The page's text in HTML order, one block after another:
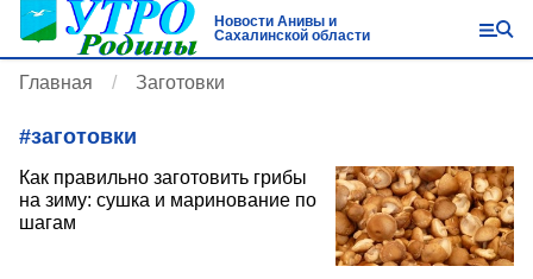
Новости Анивы и
Сахалинской области
Главная Заготовки
#заготовки
Как правильно заготовить грибы
на зиму: сушка и маринование по
шагам